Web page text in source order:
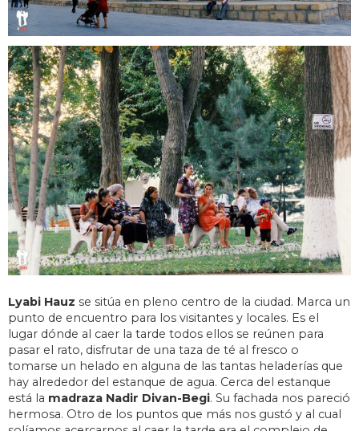
Lyabi Hauz se sitúa en pleno centro de la ciudad. Marca un
punto de encuentro para los visitantes y locales. Es el
lugar dónde al caer la tarde todos ellos se reúnen para
pasar el rato, disfrutar de una taza de té al fresco o
tomarse un helado en alguna de las tantas heladerías que
hay alrededor del estanque de agua. Cerca del estanque
está la madraza Nadir Divan-Begi. Su fachada nos pareció
hermosa. Otro de los puntos que más nos gustó y al cual